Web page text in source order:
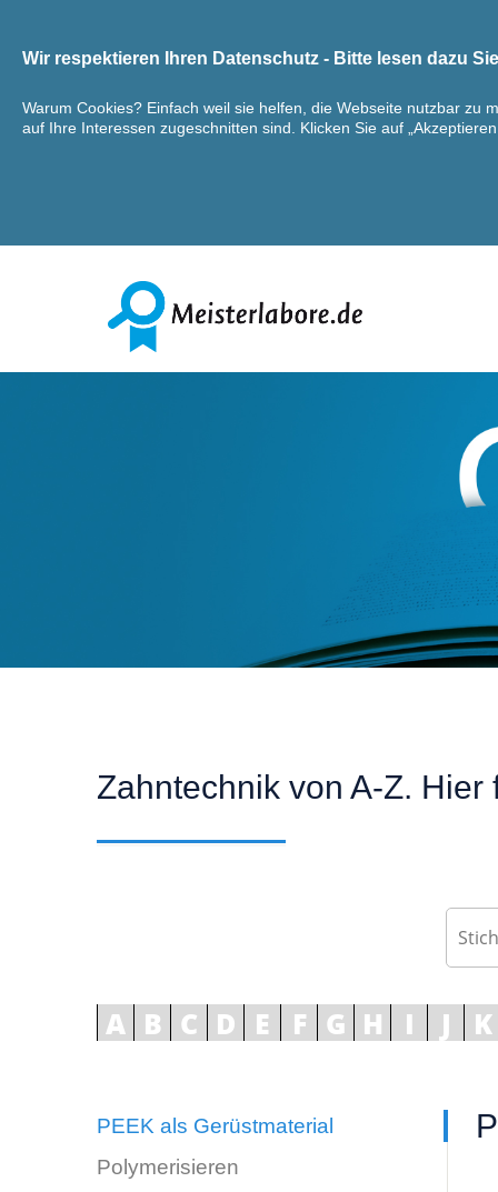
Wir respektieren Ihren Datenschutz - Bitte lesen dazu
Warum Cookies? Einfach weil sie helfen, die Webseite nutzbar
auf Ihre Interessen zugeschnitten sind. Klicken Sie auf
Zahntechnik von A-Z. Hier
A B C D E F G H I J K
PEEK als Gerüstmaterial
Polymerisieren